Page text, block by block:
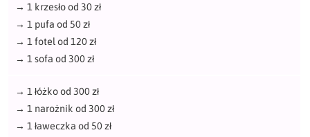
→ 1 krzesło od 30 zł
→ 1 pufa od 50 zł
→ 1 fotel od 120 zł
→ 1 sofa od 300 zł
→ 1 łóżko od 300 zł
→ 1 narożnik od 300 zł
→ 1 ławeczka od 50 zł